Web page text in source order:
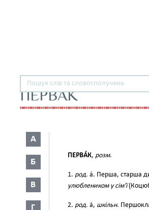
ПЕРВАК
А
Б
В
Г
ПЕРВА́К, розм.
1. род. а́. Перша, старша
улюблеником у сім’ї
2. род. а́, шкільн.